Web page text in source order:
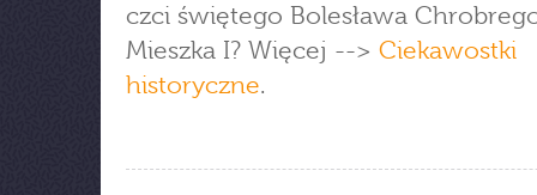
czci świętego Bolesława
Mieszka I? Więcej --> Ciekawostki
historyczne.